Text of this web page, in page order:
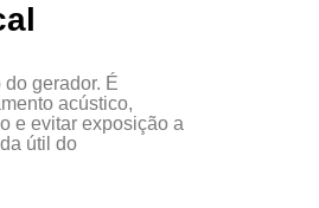
gerador. É
acústico,
e evitar exposição a
útil do